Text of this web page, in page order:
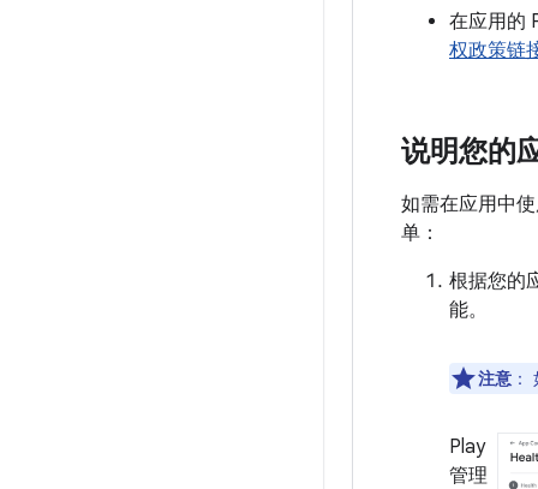
在应用的
权政策链
说明您的
如需在应用中
单：
根据您的
能。
注意 ：
Play
管理